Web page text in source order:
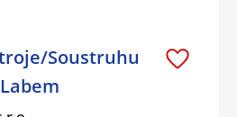
Soustruhu